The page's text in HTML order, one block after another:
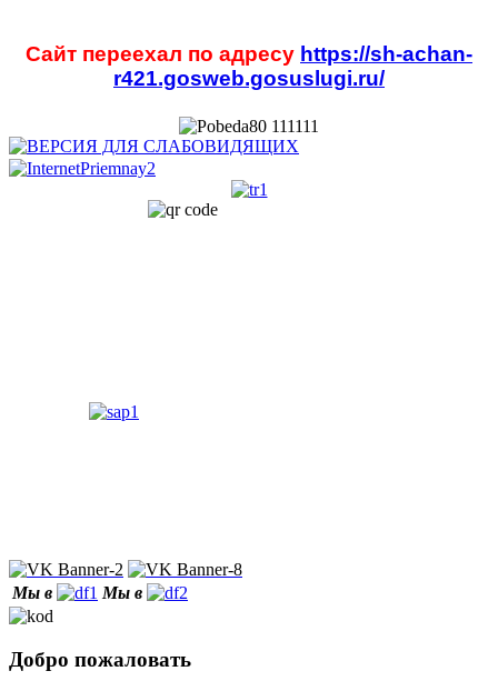
Сайт переехал по адресу https://sh-achan-
r421.gosweb.gosuslugi.ru/
Мы в Мы в
Добро пожаловать